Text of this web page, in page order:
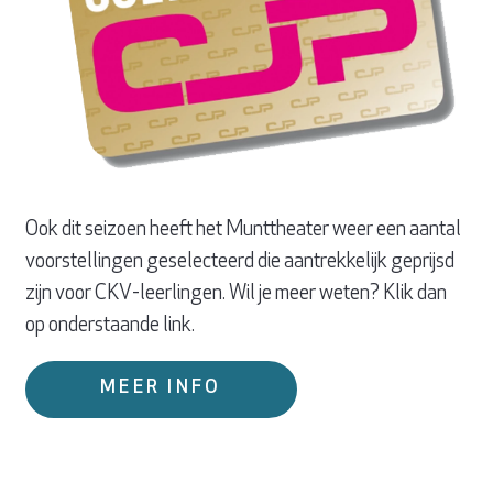
Ook dit seizoen heeft het Munttheater weer een aantal
voorstellingen geselecteerd die aantrekkelijk geprijsd
zijn voor CKV-leerlingen. Wil je meer weten? Klik dan
op onderstaande link.
MEER INFO